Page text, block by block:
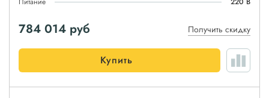
784 014 руб Получить скидку
Купить